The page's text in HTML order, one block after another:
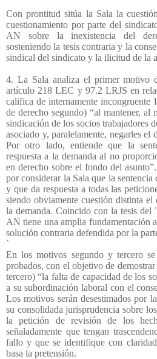
Con prontitud sitúa la Sala la
cuestionamiento por parte del
AN sobre la inexistencia del
sosteniendo la tesis contraria y la
sindical del sindicato y la ilicitud de la
4. La Sala analiza el primer motivo
artículo 218 LEC y 97.2 LRJS en
califica de internamente incongruente
de derecho segundo) “al mantener, al
sindicación de los socios trabajadores
asociado y, paralelamente, negarles el
Por otro lado, entiende que la
respuesta a la demanda al no
en derecho sobre el fondo del asunto”.
por considerar la Sala que la
y que da respuesta a todas las
siendo obviamente cuestión distinta
la demanda. Coincido con la tesis del
AN tiene una amplia fundamentación
solución contraria defendida por la
´
En los motivos segundo y tercero
probados, con el objetivo de
tercero) “la falta de capacidad de los
a su subordinación laboral con el
Los motivos serán desestimados por
su consolidada jurisprudencia sobre
la petición de revisión de los
señaladamente que tengan
fallo y que se identifique con
basa la pretensión.